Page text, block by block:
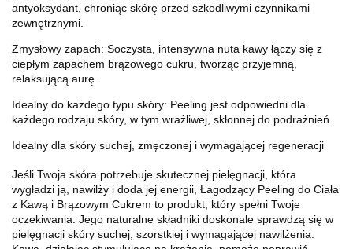
antyoksydant, chroniąc skórę przed szkodliwymi czynnikami
zewnętrznymi.
Zmysłowy zapach: Soczysta, intensywna nuta kawy łączy się z
ciepłym zapachem brązowego cukru, tworząc przyjemną,
relaksującą aurę.
Idealny do każdego typu skóry: Peeling jest odpowiedni dla
każdego rodzaju skóry, w tym wrażliwej, skłonnej do podrażnień.
Idealny dla skóry suchej, zmęczonej i wymagającej regeneracji
Jeśli Twoja skóra potrzebuje skutecznej pielęgnacji, która
wygładzi ją, nawilży i doda jej energii, Łagodzący Peeling do Ciała
z Kawą i Brązowym Cukrem to produkt, który spełni Twoje
oczekiwania. Jego naturalne składniki doskonale sprawdzą się w
pielęgnacji skóry suchej, szorstkiej i wymagającej nawilżenia.